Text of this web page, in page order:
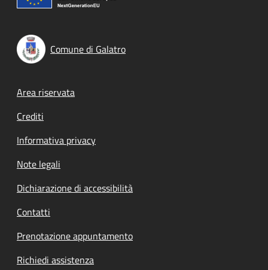
Comune di Galatro
Footer menu
Area riservata
Crediti
Informativa privacy
Note legali
Dichiarazione di accessibilità
Contatti
Prenotazione appuntamento
Richiedi assistenza